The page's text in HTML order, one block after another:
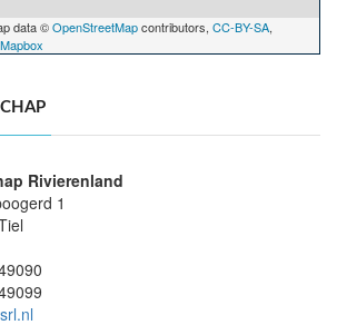
data ©OpenStreetMapcontributors, CC-BY-SA,
Mapbox
Rivierenland
1